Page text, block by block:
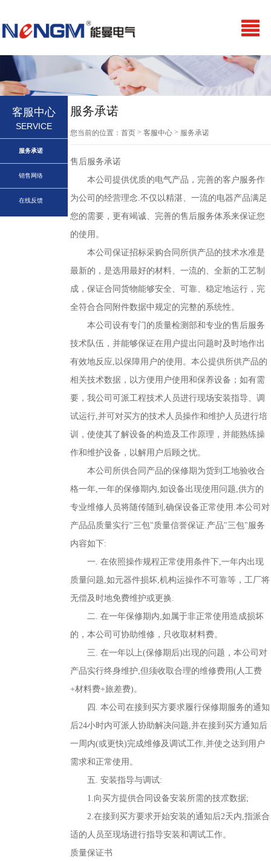
客服中心
SERVICE
服务承诺
销售网络
在线反馈
服务承诺
您当前的位置：首页 >客服中心 > 服务承诺
售后服务承诺
本公司提供优质的电气产品，完善的客户服务作
为公司的经营理念.不仅以精湛、一流的电器产品满足
您的需要，更有竭诚、完善的售后服务体系来保证您
的使用。
本公司保证招标采购合同所供产品的技术水准是
最新的，是选用最好的材料、一流的、全新的工艺制
成，保证合同货物能够安全、可靠、稳定地运行，完
全符合合同附件数据中规定的完整的系统性。
本公司设有专门的质量检测部和专业的售后服务
技术队伍，并能够保证在用户提出问题时及时地作出
有效地反应,以保障用户的使用。本公提供所供产品的
相关技术数据，以方便用户使用和保养设备；如有需
要，我公司可派工程技术人员进行现场安装指导、调
试运行,并可对买方的技术人员操作和维护人员进行培
训，使使其了解设备的构造及工作原理，并能熟练操
作和维护设备，以解用户后顾之忧。
本公司所供合同产品的保修期为货到工地验收合
格一年,一年的保修期内,如设备出现使用问题,供方的
专业维修人员将随传随到,确保设备正常使用.本公司对
产品品质量实行"三包"质量信誉保证.产品"三包"服务
内容如下:
一. 在依照操作规程正常使用条件下,一年内出现
质量问题,如元器件损坏,机构运操作不可靠等，工厂将
无偿及时地免费维护或更换.
二. 在一年保修期内,如属于非正常使用造成损坏
的，本公司可协助维修，只收取材料费。
三. 在一年以上(保修期后)出现的问题，本公司对
产品实行终身维护,但须收取合理的维修费用(人工费
+材料费+旅差费)。
四. 本公司在接到买方要求履行保修期服务的通知
后24小时内可派人协助解决问题,并在接到买方通知后
一周内(或更快)完成维修及调试工作,并使之达到用户
需求和正常使用。
五. 安装指导与调试:
1.向买方提供合同设备安装所需的技朮数据;
2.在接到买方要求开始安装的通知后2天内,指派合
适的人员至现场进行指导安装和调试工作。
质量保证书